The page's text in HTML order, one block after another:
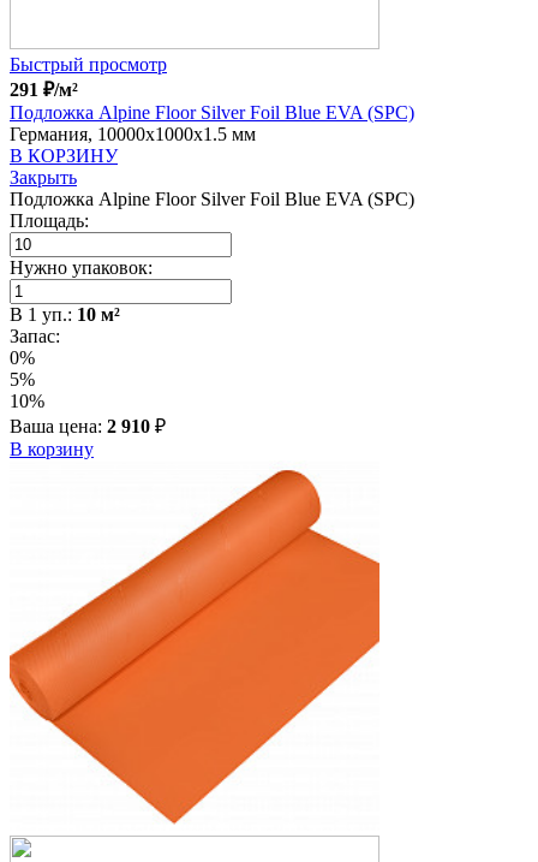
Быстрый просмотр
291 ₽/м²
Подложка Alpine Floor Silver Foil Blue EVA (SPC)
Германия, 10000x1000x1.5 мм
В КОРЗИНУ
Закрыть
Подложка Alpine Floor Silver Foil Blue EVA (SPC)
Площадь:
Нужно упаковок:
В 1 уп.: 10 м²
Запас:
0%
5%
10%
Ваша цена: 2 910 ₽
В корзину